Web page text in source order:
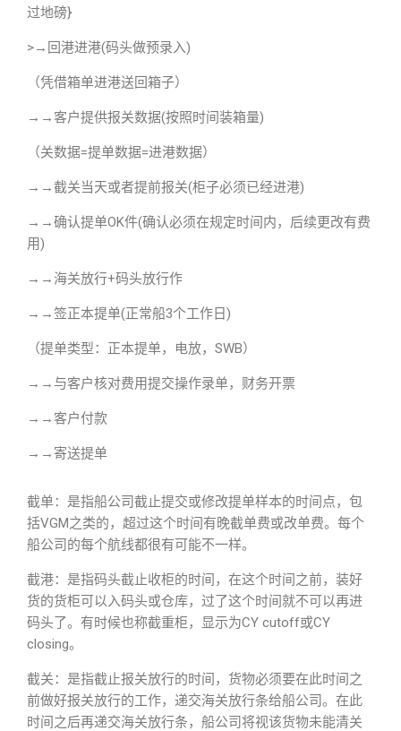
过地磅}
>→回港进港(码头做预录入)
（凭借箱单进港送回箱子）
→→客户提供报关数据(按照时间装箱量)
（关数据=提单数据=进港数据）
→→截关当天或者提前报关(柜子必须已经进港)
→→确认提单OK件(确认必须在规定时间内，后续更改有费
用)
→→海关放行+码头放行作
→→签正本提单(正常船3个工作日)
（提单类型：正本提单，电放，SWB）
→→与客户核对费用提交操作录单，财务开票
→→客户付款
→→寄送提单
截单：是指船公司截止提交或修改提单样本的时间点，包
括VGM之类的，超过这个时间有晚截单费或改单费。每个
船公司的每个航线都很有可能不一样。
截港：是指码头截止收柜的时间，在这个时间之前，装好
货的货柜可以入码头或仓库，过了这个时间就不可以再进
码头了。有时候也称截重柜，显示为CY cutoff或CY
closing。
截关：是指截止报关放行的时间，货物必须要在此时间之
前做好报关放行的工作，递交海关放行条给船公司。在此
时间之后再递交海关放行条，船公司将视该货物未能清关